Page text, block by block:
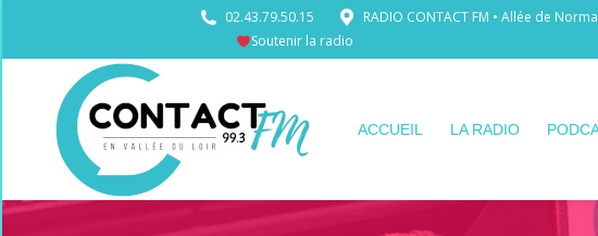
02.43.79.50.15 RADIO CONTACT FM • Allée de
Soutenir la radio
ACCUEIL LA RADIO